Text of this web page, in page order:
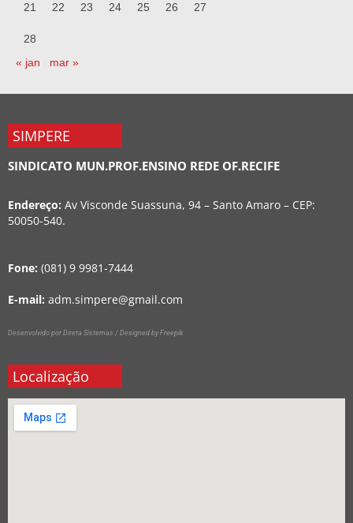
21 22 23 24 25 26 27
28
« jan
mar »
SIMPERE
SINDICATO MUN.PROF.ENSINO REDE OF.RECIFE
Endereço: Av Visconde Suassuna, 94 – Santo Amaro – CEP:
50050-540.
Fone: (081) 9 9981-7444
E-mail: adm.simpere@gmail.com
Desenvolvido por Direta Sistemas / Designed by Freepik
Localização